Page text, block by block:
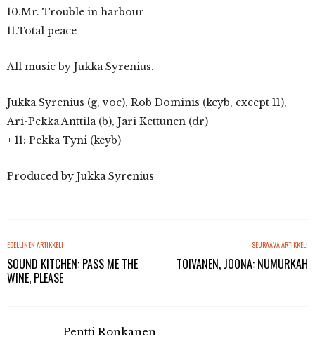
10.Mr. Trouble in harbour
11.Total peace
All music by Jukka Syrenius.
Jukka Syrenius (g, voc), Rob Dominis (keyb, except 11),
Ari-Pekka Anttila (b), Jari Kettunen (dr)
+ 11: Pekka Tyni (keyb)
Produced by Jukka Syrenius
EDELLINEN ARTIKKELI
SOUND KITCHEN: PASS ME THE
WINE, PLEASE
SEURAAVA ARTIKKELI
TOIVANEN, JOONA: NUMURKAH
Pentti Ronkanen